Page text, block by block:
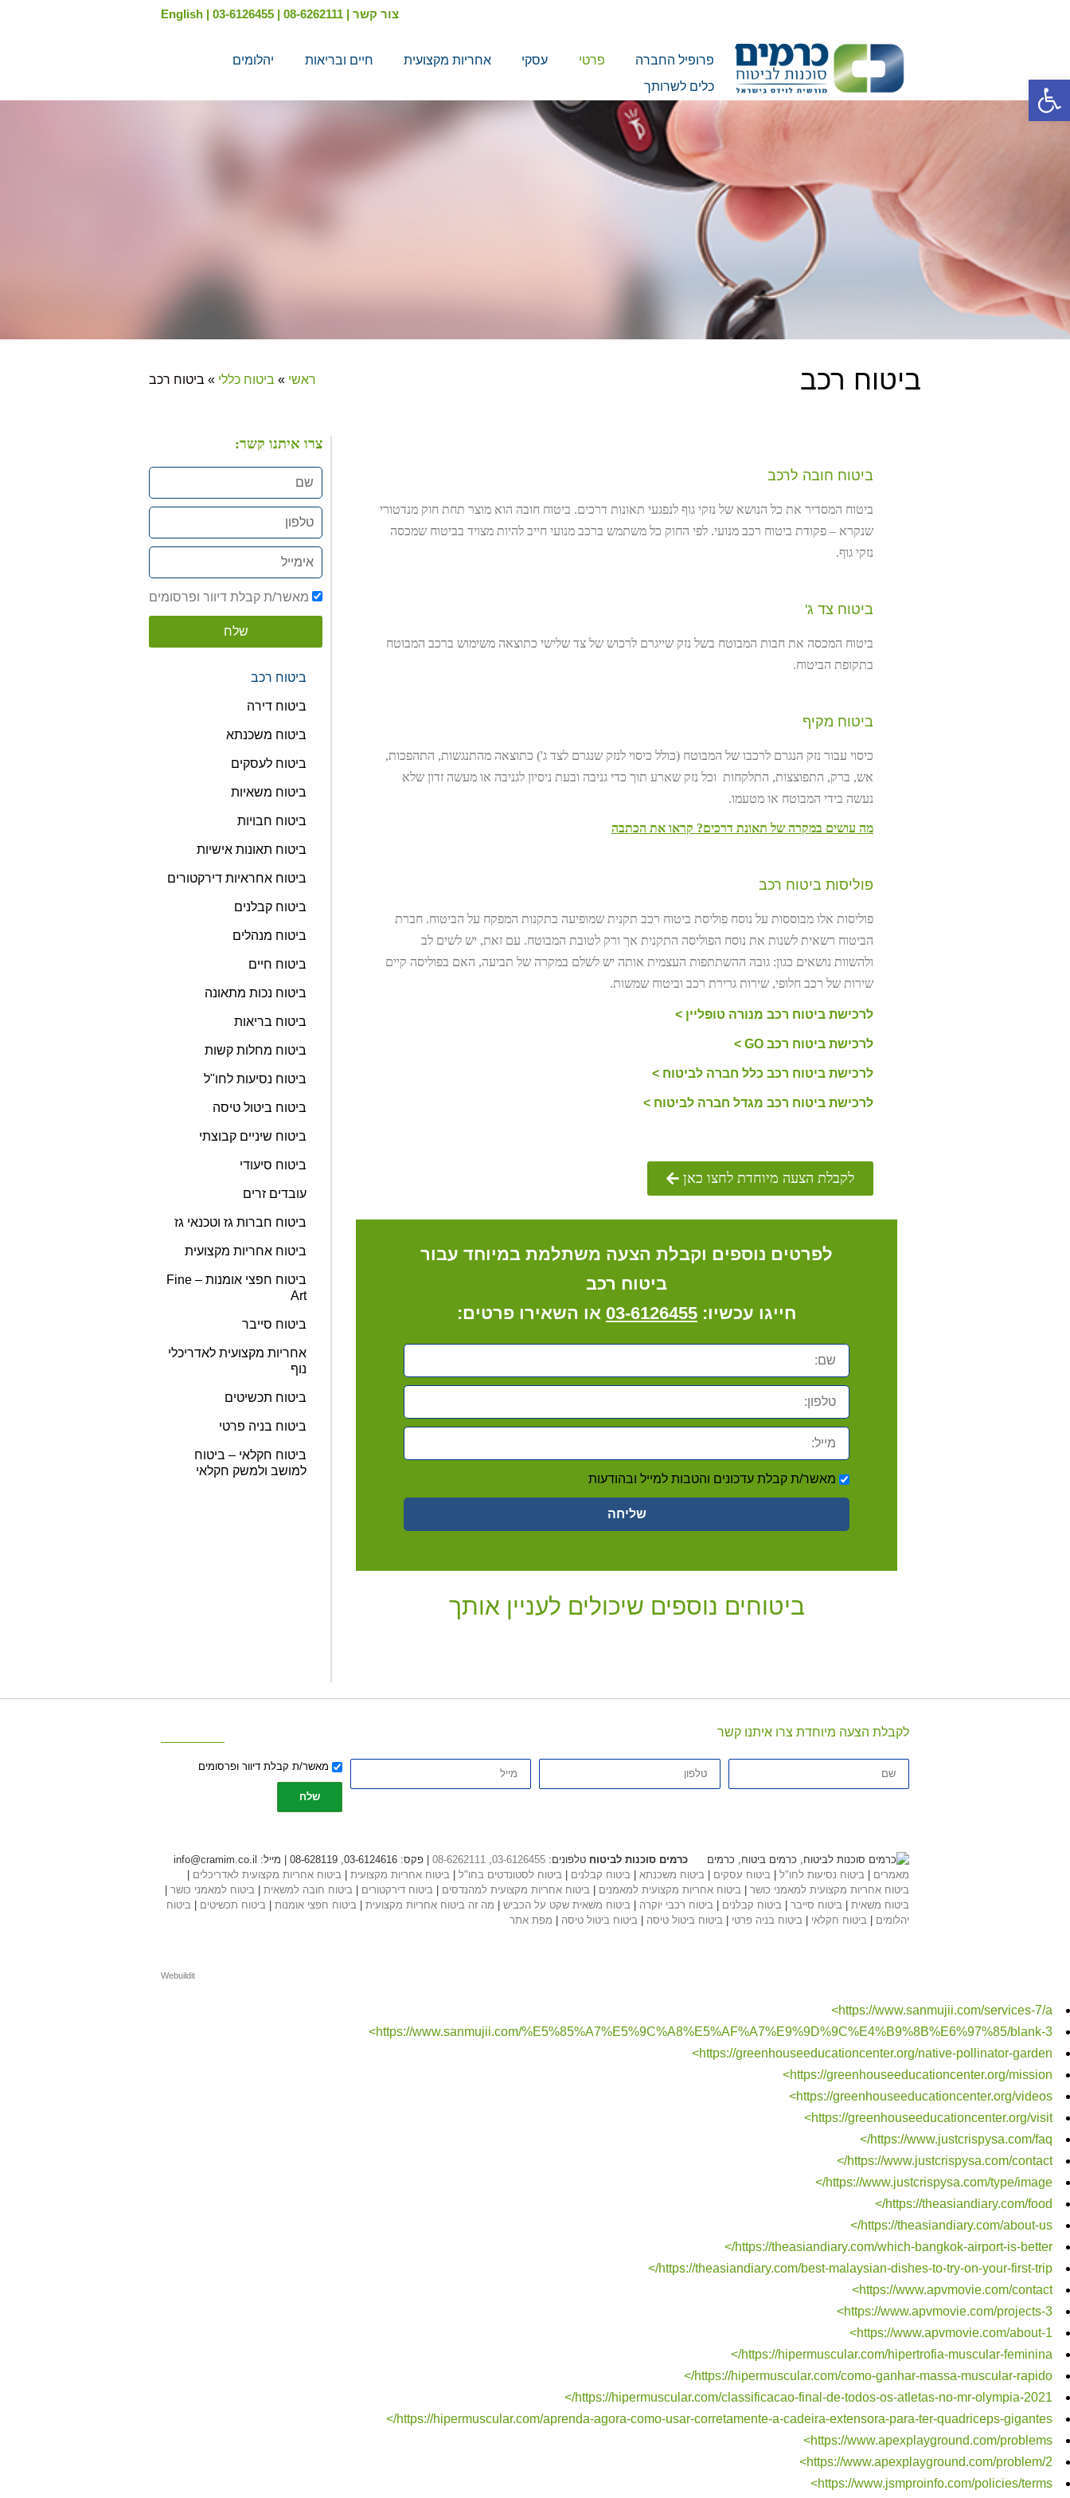
פתח סרגל נגישות
English | 03-6126455 | 08-6262111 | צור קשר
פרופיל החברה פרטי עסקי אחריות מקצועית חיים ובריאות
יהלומים
כלים לשרותך
ביטוח רכב ראשי » ביטוח כללי » ביטוח רכב
ביטוח חובה לרכב
ביטוח המסדיר את כל הנושא של נזקי גוף לנפגעי תאונות דרכים. ביטוח חובה הוא מוצר תחת חוק מנדטורי
שנקרא – פקודת ביטוח רכב מנועי. לפי החוק כל משתמש ברכב מנועי חייב להיות מצויד בביטוח שמכסה
נזקי גוף.
ביטוח צד ג'
ביטוח המכסה את חבות המבוטח בשל נזק שייגרם לרכוש של צד שלישי כתוצאה משימוש ברכב המבוטח
בתקופת הביטוח.
ביטוח מקיף
כיסוי עבור נזק הנגרם לרכבו של המבוטח (כולל כיסוי לנזק שנגרם לצד ג') כתוצאה מהתנגשות, התהפכות,
אש, ברק, התפוצצות, התלקחות וכל נזק שארע תוך כדי גניבה ובעת ניסיון לגניבה או מעשה זדון שלא
נעשה בידי המבוטח או מטעמו.
מה עושים במקרה של תאונת דרכים? קראו את הכתבה
פוליסות ביטוח רכב
פוליסות אלו מבוססות על נוסח פוליסת ביטוח רכב תקנית שמופיעה בתקנות המפקח על הביטוח. חברת
הביטוח רשאית לשנות את נוסח הפוליסה התקנית אך ורק לטובת המבוטח. עם זאת, יש לשים לב
ולהשוות נושאים כגון: גובה ההשתתפות העצמית אותה יש לשלם במקרה של תביעה, האם בפוליסה קיים
שירות של רכב חלופי, שירות גרירת רכב וביטוח שמשות.
לרכישת ביטוח רכב מנורה טופליין >
לרכישת ביטוח רכב GO >
לרכישת ביטוח רכב כלל חברה לביטוח >
לרכישת ביטוח רכב מגדל חברה לביטוח >
לקבלת הצעה מיוחדת לחצו כאן
לפרטים נוספים וקבלת הצעה משתלמת במיוחד עבור
ביטוח רכב
חייגו עכשיו: 03-6126455 או השאירו פרטים:
שם:
טלפון:
מייל:
אישור
דיוור
מאשר/ת קבלת עדכונים והטבות למייל ובהודעות
שליחה
ביטוחים נוספים שיכולים לעניין אותך
צרו איתנו קשר:
מאשר/ת קבלת דיוור ופרסומים
שלח
ביטוח רכב
ביטוח דירה
ביטוח משכנתא
ביטוח לעסקים
ביטוח משאיות
ביטוח חבויות
ביטוח תאונות אישיות
ביטוח אחראיות דירקטורים
ביטוח קבלנים
ביטוח מנהלים
ביטוח חיים
ביטוח נכות מתאונה
ביטוח בריאות
ביטוח מחלות קשות
ביטוח נסיעות לחו"ל
ביטוח ביטול טיסה
ביטוח שיניים קבוצתי
ביטוח סיעודי
עובדים זרים
ביטוח חברות גז וטכנאי גז
ביטוח אחריות מקצועית
ביטוח חפצי אומנות – Fine
Art
ביטוח סייבר
אחריות מקצועית לאדריכלי
נוף
ביטוח תכשיטים
ביטוח בניה פרטי
ביטוח חקלאי – ביטוח
למושב ולמשק חקלאי
לקבלת הצעה מיוחדת צרו איתנו קשר
שם טלפון אימייל
אישור
דיוור
מאשר/ת קבלת דיוור ופרסומים
שלח
כרמים סוכנות לביטוח טלפונים: 03-6126455
08-6262111 | פקס: 03-6124616, 08-628119 | מייל: info@cramim.co.il
מאמרים
ביטוח נסיעות לחו"ל ביטוח עסקים ביטוח משכנתא ביטוח קבלנים ביטוח לסטונדטים בחו"ל ביטוח אחריות מקצועית ביטוח אחריות מקצועית לאדריכלים
ביטוח אחריות מקצועית למאמני כושר
ביטוח אחריות מקצועית למאמנים ביטוח אחריות מקצועית למהנדסים ביטוח דירקטורים ביטוח חובה למשאית ביטוח למאמני כושר
ביטוח משאית
ביטוח סייבר ביטוח קבלנים ביטוח רכבי יוקרה ביטוח משאית שקט על הכביש מה זה ביטוח אחריות מקצועית ביטוח חפצי אומנות ביטוח תכשיטים
ביטוח
יהלומים
ביטוח חקלאי ביטוח בניה פרטי ביטוח ביטול טיסה ביטוח ביטול טיסה מפת אתר
Webuildit
https://www.sanmujii.com/services-7/a>
https://www.sanmujii.com/%E5%85%A7%E5%9C%A8%E5%AF%A7%E9%9D%9C%E4%B9%8B%E6%97%85/blank-3>
https://greenhouseeducationcenter.org/native-pollinator-garden>
https://greenhouseeducationcenter.org/mission>
https://greenhouseeducationcenter.org/videos>
https://greenhouseeducationcenter.org/visit>
https://www.justcrispysa.com/faq/>
https://www.justcrispysa.com/contact/>
https://www.justcrispysa.com/type/image/>
https://theasiandiary.com/food/>
https://theasiandiary.com/about-us/>
https://theasiandiary.com/which-bangkok-airport-is-better/>
https://theasiandiary.com/best-malaysian-dishes-to-try-on-your-first-trip/>
https://www.apvmovie.com/contact>
https://www.apvmovie.com/projects-3>
https://www.apvmovie.com/about-1>
https://hipermuscular.com/hipertrofia-muscular-feminina/>
https://hipermuscular.com/como-ganhar-massa-muscular-rapido/>
https://hipermuscular.com/classificacao-final-de-todos-os-atletas-no-mr-olympia-2021/>
https://hipermuscular.com/aprenda-agora-como-usar-corretamente-a-cadeira-extensora-para-ter-quadriceps-gigantes/>
https://www.apexplayground.com/problems>
https://www.apexplayground.com/problem/2>
https://www.jsmproinfo.com/policies/terms>